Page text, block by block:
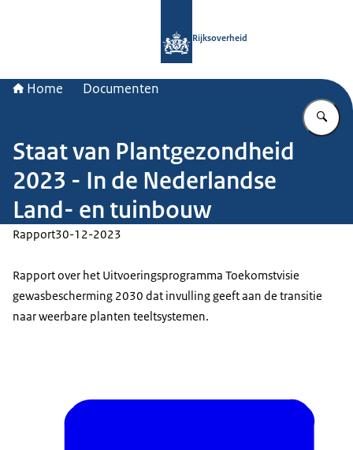
Rijksoverheid
Home Documenten
Staat van Plantgezondheid
2023 - In de Nederlandse
Land- en tuinbouw
Rapport30-12-2023
Rapport over het Uitvoeringsprogramma Toekomstvisie
gewasbescherming 2030 dat invulling geeft aan de transitie
naar weerbare planten teeltsystemen.